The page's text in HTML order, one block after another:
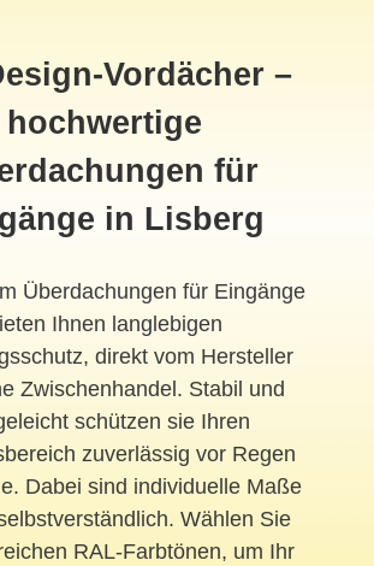
Vordächer –
hochwertige
für
in Lisberg
Überdachungen für Eingänge
Ihnen langlebigen
direkt vom Hersteller
Zwischenhandel. Stabil und
schützen sie Ihren
zuverlässig vor Regen
Dabei sind individuelle Maße
Wählen Sie
RAL-Farbtönen, um Ihr